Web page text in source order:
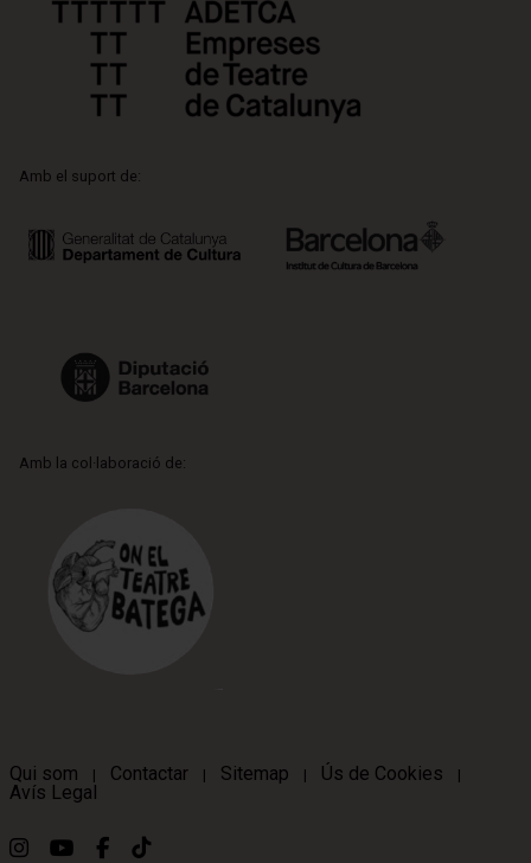
Amb el suport de:
Amb la col·laboració de:
Qui som | Contactar | Sitemap | Ús de Cookies |
Avís Legal
Link a instagram
Link a youtube
Link a facebook
Link a ticktok